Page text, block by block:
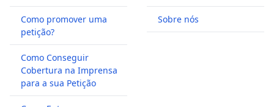
Como promover uma
petição?
Como Conseguir
Cobertura na Imprensa
para a sua Petição
Sobre nós